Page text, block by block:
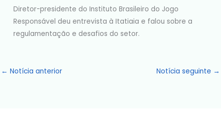
Diretor-presidente do Instituto Brasileiro do Jogo
Responsável deu entrevista à Itatiaia e falou sobre a
regulamentação e desafios do setor.
← Notícia anterior Notícia seguinte →